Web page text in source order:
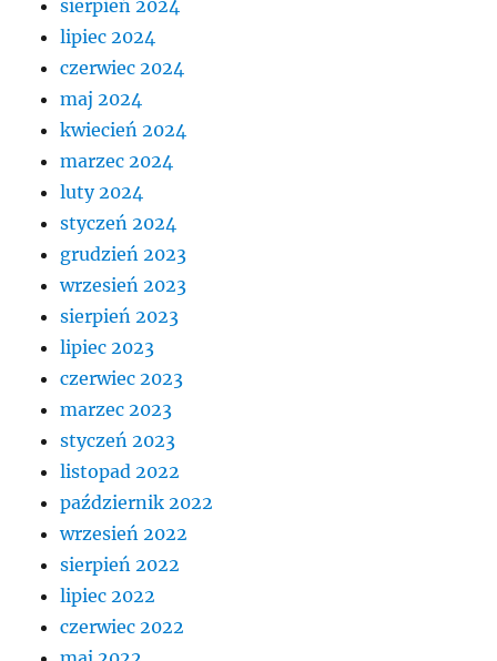
sierpień 2024
lipiec 2024
czerwiec 2024
maj 2024
kwiecień 2024
marzec 2024
luty 2024
styczeń 2024
grudzień 2023
wrzesień 2023
sierpień 2023
lipiec 2023
czerwiec 2023
marzec 2023
styczeń 2023
listopad 2022
październik 2022
wrzesień 2022
sierpień 2022
lipiec 2022
czerwiec 2022